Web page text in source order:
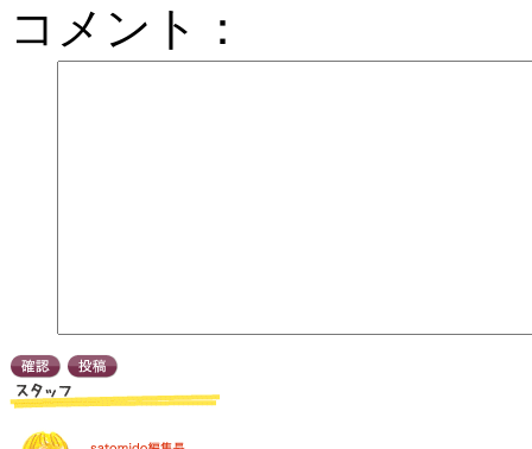
コメント：